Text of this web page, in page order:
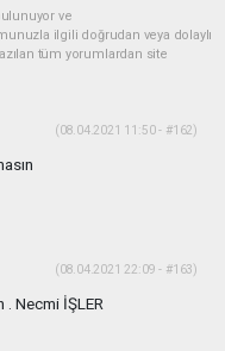
ve
ilgili doğrudan veya dolaylı
tüm yorumlardan site
(08.04.2021 11:50 - #162)
(08.04.2021 22:09 - #163)
. Necmi İŞLER